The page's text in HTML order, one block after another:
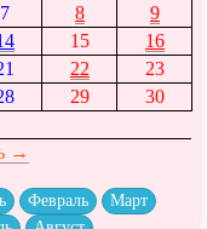
7 8
9
15
16
22
23
29
30
→
Февраль
Март